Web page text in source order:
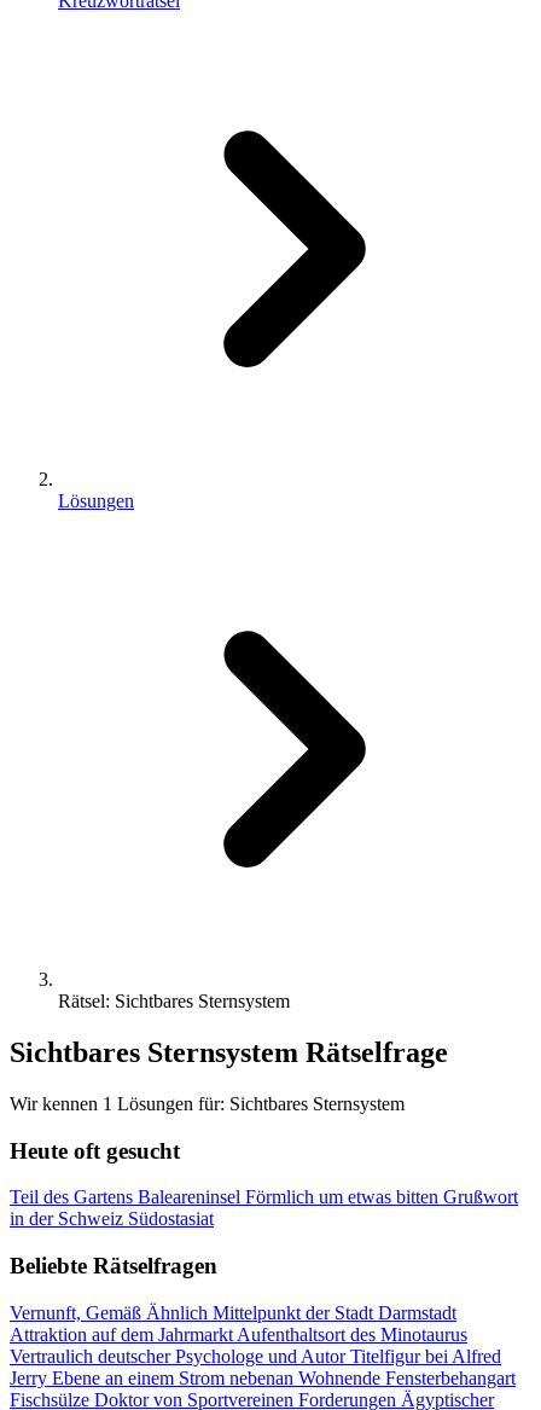
Lösungen
Rätsel: Sichtbares Sternsystem
Sichtbares Sternsystem Rätselfrage
Wir kennen 1 Lösungen für: Sichtbares Sternsystem
Heute oft gesucht
Teil des Gartens Baleareninsel Förmlich um etwas bitten Grußwort
in der Schweiz Südostasiat
Beliebte Rätselfragen
Vernunft, Gemäß Ähnlich Mittelpunkt der Stadt Darmstadt
Attraktion auf dem Jahrmarkt Aufenthaltsort des Minotaurus
Vertraulich deutscher Psychologe und AutorTitelfigur bei Alfred
Jerry Ebene an einem Strom nebenan Wohnende Fensterbehangart
Fischsülze Doktor von Sportvereinen Forderungen Ägyptischer